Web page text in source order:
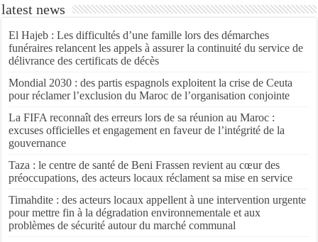
latest news
El Hajeb : Les difficultés d’une famille lors des démarches
funéraires relancent les appels à assurer la continuité du service de
délivrance des certificats de décès
Mondial 2030 : des partis espagnols exploitent la crise de Ceuta
pour réclamer l’exclusion du Maroc de l’organisation conjointe
La FIFA reconnaît des erreurs lors de sa réunion au Maroc :
excuses officielles et engagement en faveur de l’intégrité de la
gouvernance
Taza : le centre de santé de Beni Frassen revient au cœur des
préoccupations, des acteurs locaux réclament sa mise en service
Timahdite : des acteurs locaux appellent à une intervention urgente
pour mettre fin à la dégradation environnementale et aux
problèmes de sécurité autour du marché communal